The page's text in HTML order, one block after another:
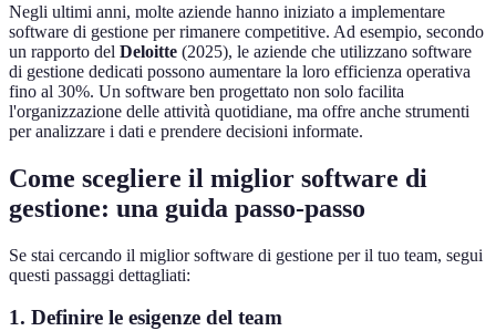
Negli ultimi anni, molte aziende hanno iniziato a implementare
software di gestione per rimanere competitive. Ad esempio, secondo
un rapporto del Deloitte (2025), le aziende che utilizzano software
di gestione dedicati possono aumentare la loro efficienza operativa
fino al 30%. Un software ben progettato non solo facilita
l'organizzazione delle attività quotidiane, ma offre anche strumenti
per analizzare i dati e prendere decisioni informate.
Come scegliere il miglior software di
gestione: una guida passo-passo
Se stai cercando il miglior software di gestione per il tuo team, segui
questi passaggi dettagliati:
1. Definire le esigenze del team